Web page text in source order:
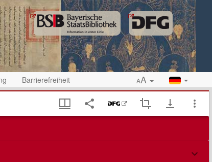
Barrierefreiheit AA